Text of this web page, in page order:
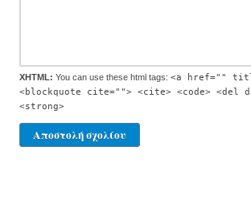
XHTML: You can use these html tags: <a href=""
<blockquote cite=""> <cite> <code> <del
<strong>